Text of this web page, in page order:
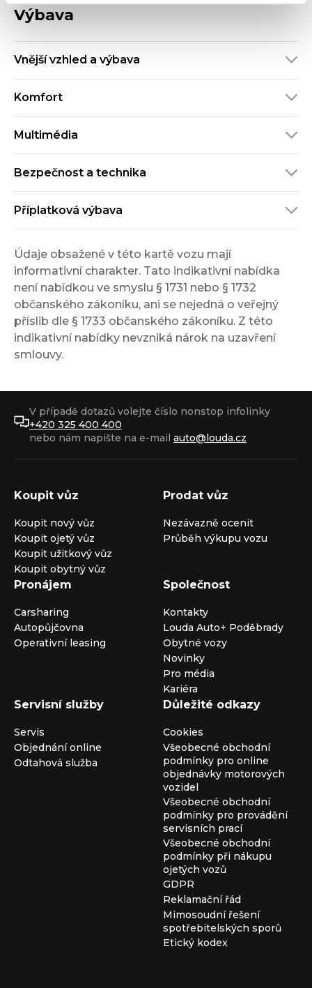
Výbava
Vnější vzhled a výbava
Komfort
Multimédia
Bezpečnost a technika
Příplatková výbava
Údaje obsažené v této kartě vozu mají
informativní charakter. Tato indikativní nabídka
není nabídkou ve smyslu § 1731 nebo § 1732
občanského zákoníku, ani se nejedná o veřejný
příslib dle § 1733 občanského zákoníku. Z této
indikativní nabídky nevzniká nárok na uzavření
smlouvy.
V případě dotazů volejte číslo nonstop infolinky
+420 325 400 400
nebo nám napište na e-mail auto@louda.cz
Koupit vůz
Koupit nový vůz
Koupit ojetý vůz
Koupit užitkový vůz
Koupit obytný vůz
Prodat vůz
Nezávazně ocenit
Průběh výkupu vozu
Pronájem
Carsharing
Autopůjčovna
Operativní leasing
Společnost
Kontakty
Louda Auto+ Poděbrady
Obytné vozy
Novinky
Pro média
Kariéra
Servisní služby
Servis
Objednání online
Odtahová služba
Důležité odkazy
Cookies
Všeobecné obchodní
podmínky pro online
objednávky motorových
vozidel
Všeobecné obchodní
podmínky pro provádění
servisních prací
Všeobecné obchodní
podmínky při nákupu
ojetých vozů
GDPR
Reklamační řád
Mimosoudní řešení
spotřebitelských sporů
Etický kodex